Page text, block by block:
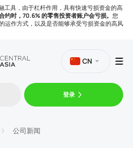
工具，由于杠杆作用，具有快速亏损资金的高
约时，70.6% 的零售投资者账户会亏损。 您
运作方式，以及是否能够承受亏损资金的高风
CN
登录
公司新闻